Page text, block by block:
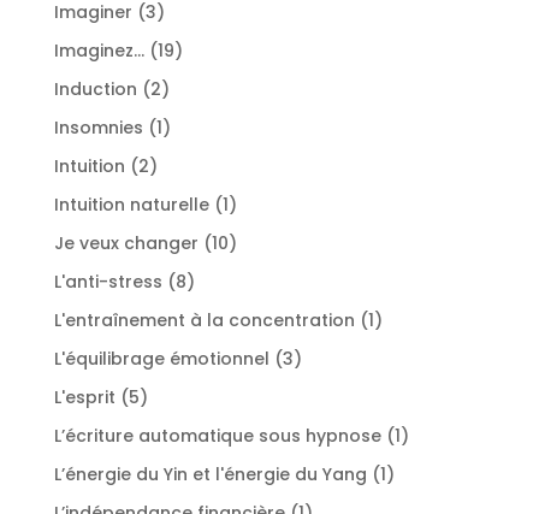
Imaginer 33
produits
Imaginez... 1919
Induction 22
produits
Insomnies 11
Intuition 22
produits
Intuition naturelle 11
produit
Je veux changer 1010
L'anti-stress 88
produits
L'entraînement à la concentration 11
L'équilibrage émotionnel 33
L'esprit 55
produits
L’écriture automatique sous hypnose 11
L’énergie du Yin et l'énergie du Yang 11